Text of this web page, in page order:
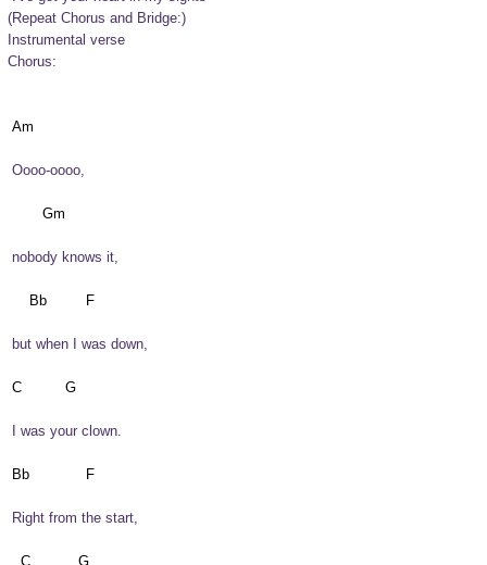
(Repeat Chorus and Bridge:)
Instrumental verse
Chorus:
Oooo-oooo,
nobody knows it,
but when I was down,
I was your clown.
Right from the start,